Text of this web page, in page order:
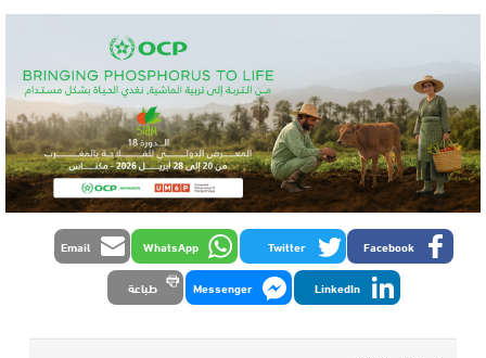
Facebook
Twitter
WhatsApp
Email
LinkedIn
Messenger طباعة